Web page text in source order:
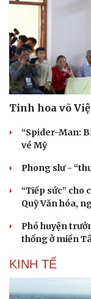
Văn hóa
Sân khấu - Điện ảnh
Văn học
Di sản
Tinh hoa võ
“Spider-Man:
vé Mỹ
Phong slư -
“Tiếp sức” cho
Quỹ Văn hóa,
Phó huyện
thống ở miền
KINH TẾ